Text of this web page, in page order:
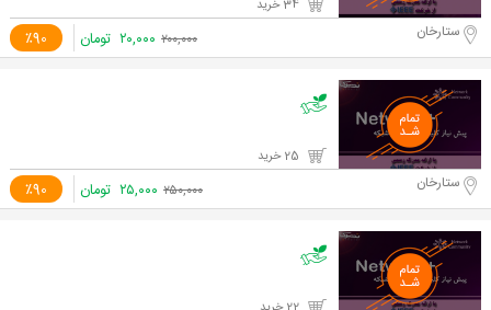
٪90 ستارخان ۲۰۰,۰۰۰ ۲۰,۰۰۰ تومان
٪90 ستارخان ۲۵۰,۰۰۰ ۲۵,۰۰۰ تومان